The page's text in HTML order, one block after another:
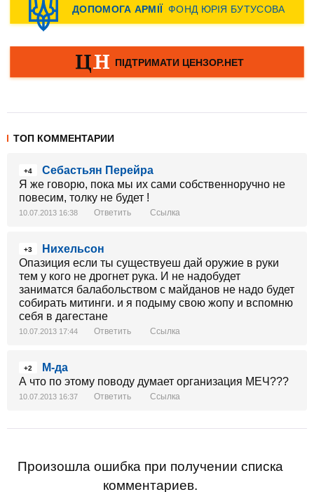
ТОП КОММЕНТАРИИ
+4
Себастьян Перейра
Я же говорю, пока мы их сами собственноручно не
повесим, толку не будет !
10.07.2013 16:38 Ответить Ссылка
+3
Нихельсон
Опазиция если ты существуеш дай оружие в руки
тем у кого не дрогнет рука. И не надобудет
заниматся балабольством с майданов не надо будет
собирать митинги. и я подыму свою жопу и вспомню
себя в дагестане
10.07.2013 17:44 Ответить Ссылка
+2
М-да
А что по этому поводу думает организация МЕЧ???
10.07.2013 16:37 Ответить Ссылка
Произошла ошибка при получении списка
комментариев.